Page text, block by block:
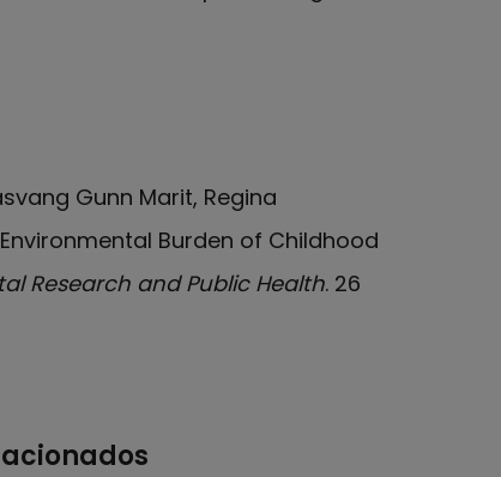
Gunn Marit, Regina
Burden of Childhood
Research and Public Health. 26